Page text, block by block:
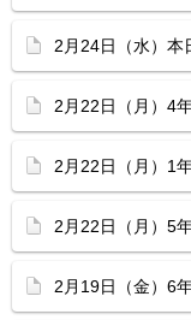
2月24日（水）本
2月22日（月）4
2月22日（月）1
2月22日（月）5
2月19日（金）6